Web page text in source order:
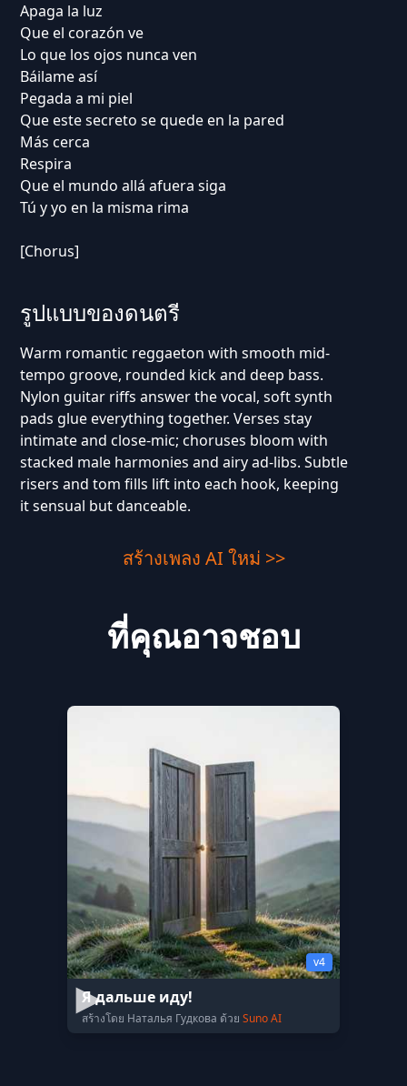
Apaga la luz
Que el corazón ve
Lo que los ojos nunca ven
Báilame así
Pegada a mi piel
Que este secreto se quede en la pared
Más cerca
Respira
Que el mundo allá afuera siga
Tú y yo en la misma rima
[Chorus]
รูปแบบของดนตรี
Warm romantic reggaeton with smooth mid-
tempo groove, rounded kick and deep bass.
Nylon guitar riffs answer the vocal, soft synth
pads glue everything together. Verses stay
intimate and close-mic; choruses bloom with
stacked male harmonies and airy ad-libs. Subtle
risers and tom fills lift into each hook, keeping
it sensual but danceable.
สร้างเพลง AI ใหม่ >>
ที่คุณอาจชอบ
v4
Я дальше иду!
สร้างโดย Наталья Гудкова ด้วย Suno AI